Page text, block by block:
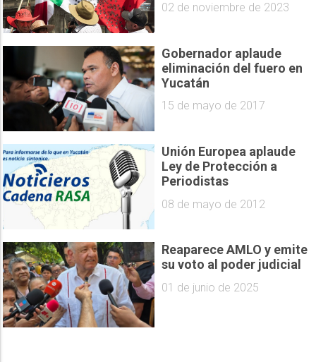
02 de noviembre de 2023
Gobernador aplaude
eliminación del fuero en
Yucatán
15 de mayo de 2017
Unión Europea aplaude
Ley de Protección a
Periodistas
08 de mayo de 2012
Reaparece AMLO y emite
su voto al poder judicial
01 de junio de 2025